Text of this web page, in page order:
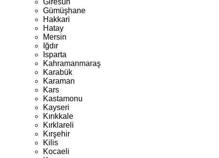
Giresun
Gümüşhane
Hakkari
Hatay
Mersin
Iğdır
Isparta
Kahramanmaraş
Karabük
Karaman
Kars
Kastamonu
Kayseri
Kırıkkale
Kırklareli
Kırşehir
Kilis
Kocaeli